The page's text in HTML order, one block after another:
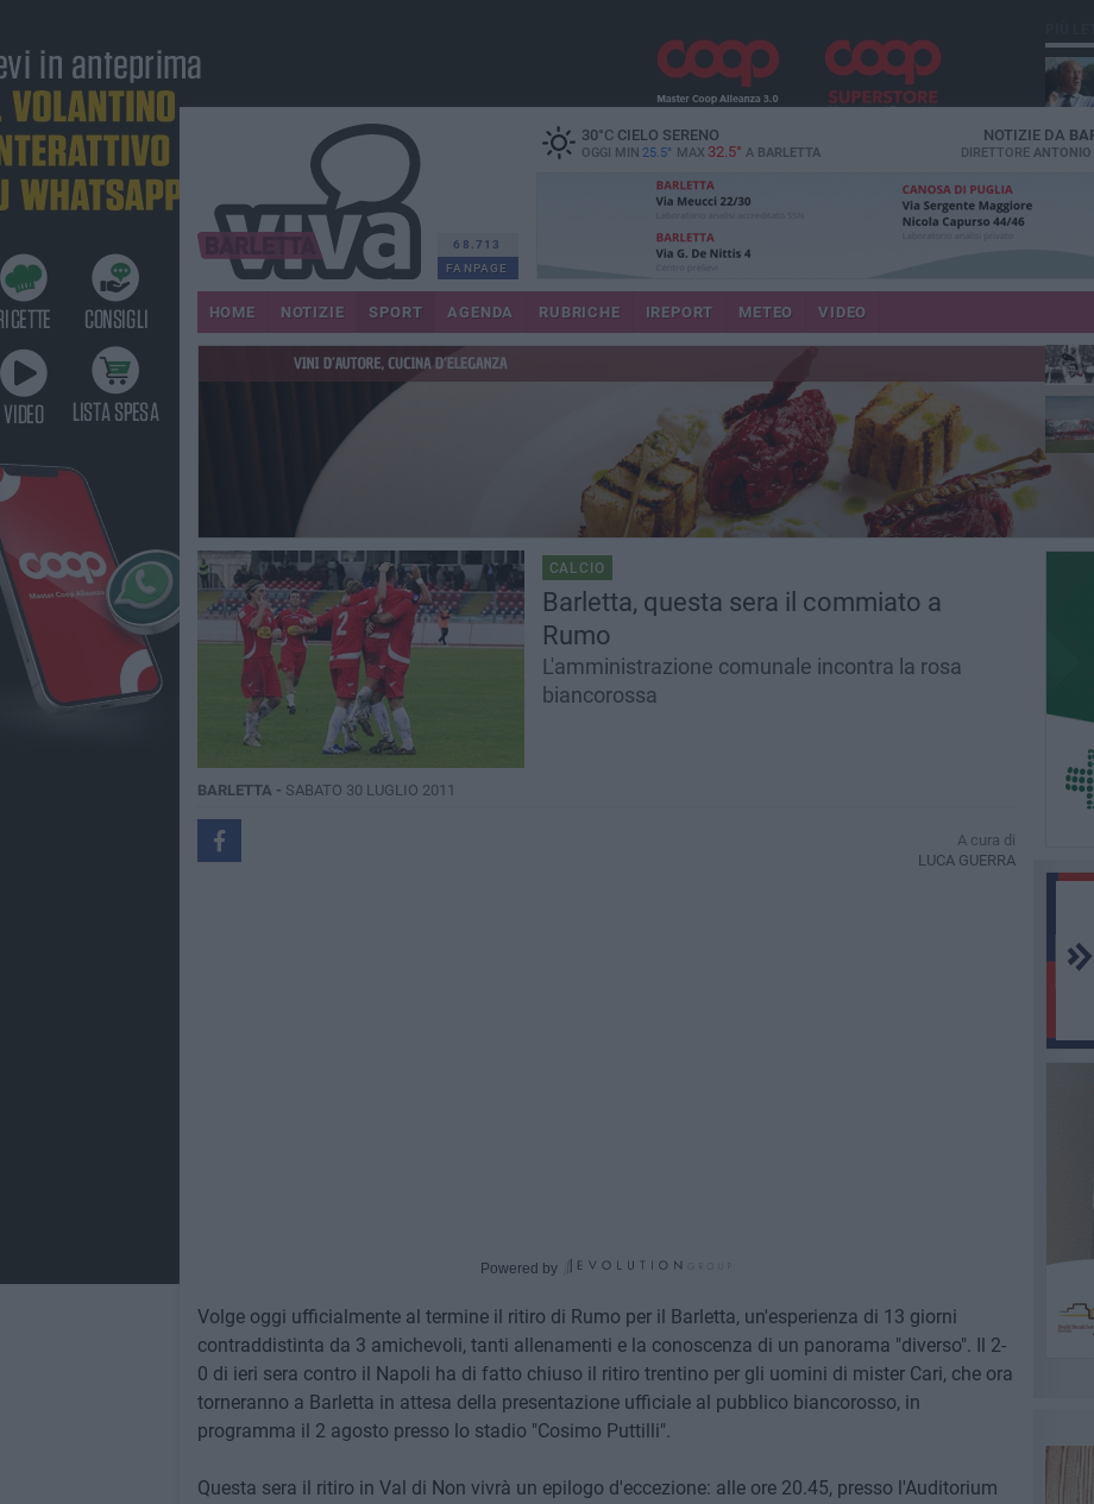
68.713
FANPAGE
30°CCIELO SERENO
OGGI MIN 25.5° MAX 32.5° A BARLETTA
NOTIZIE DA
DIRETTORE ANTONIO
HOME NOTIZIE SPORT AGENDA RUBRICHE IREPORT METEO VIDEO
CALCIO
Barletta, questa sera il commiato a
Rumo
L'amministrazione comunale incontra la rosa
biancorossa
BARLETTA - SABATO 30 LUGLIO 2011
A cura di
LUCA GUERRA
Powered by
Volge oggi ufficialmente al termine il ritiro di Rumo per il Barletta, un'esperienza di 13 giorni
contraddistinta da 3 amichevoli, tanti allenamenti e la conoscenza di un panorama "diverso". Il 2-
0 di ieri sera contro il Napoli ha di fatto chiuso il ritiro trentino per gli uomini di mister Cari, che ora
torneranno a Barletta in attesa della presentazione ufficiale al pubblico biancorosso, in
programma il 2 agosto presso lo stadio "Cosimo Puttilli".
Questa sera il ritiro in Val di Non vivrà un epilogo d'eccezione: alle ore 20.45, presso l'Auditorium